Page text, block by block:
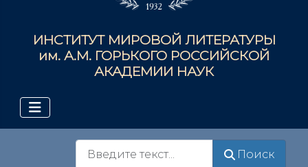
ИНСТИТУТ МИРОВОЙ ЛИТЕРАТУРЫ
им. А.М. ГОРЬКОГО РОССИЙСКОЙ
АКАДЕМИИ НАУК
Поиск